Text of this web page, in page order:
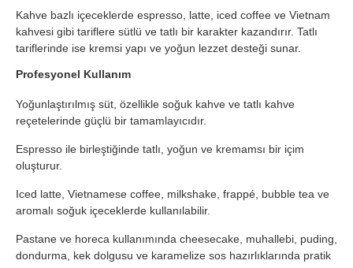
Kahve bazlı içeceklerde espresso, latte, iced coffee ve Vietnam
kahvesi gibi tariflere sütlü ve tatlı bir karakter kazandırır. Tatlı
tariflerinde ise kremsi yapı ve yoğun lezzet desteği sunar.
Profesyonel Kullanım
Yoğunlaştırılmış süt, özellikle soğuk kahve ve tatlı kahve
reçetelerinde güçlü bir tamamlayıcıdır.
Espresso ile birleştiğinde tatlı, yoğun ve kremamsı bir içim
oluşturur.
Iced latte, Vietnamese coffee, milkshake, frappé, bubble tea ve
aromalı soğuk içeceklerde kullanılabilir.
Pastane ve horeca kullanımında cheesecake, muhallebi, puding,
dondurma, kek dolgusu ve karamelize sos hazırlıklarında pratik